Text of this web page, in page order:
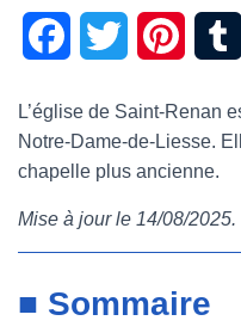
c
e
b
o
t
t
r
t
e
e
L’église de Saint-Renan
Notre-Dame-de-Liesse.
chapelle plus ancienne.
Mise à jour le 14/08/2025.
■ Sommaire